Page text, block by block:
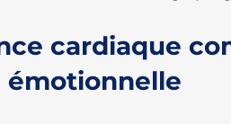
cardiaque